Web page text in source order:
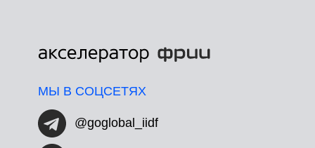
@goglobal_iidf
МЫ В СОЦСЕТЯХ